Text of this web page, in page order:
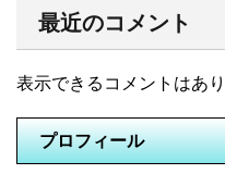
最近のコメント
表示できるコメントはあり
プロフィール